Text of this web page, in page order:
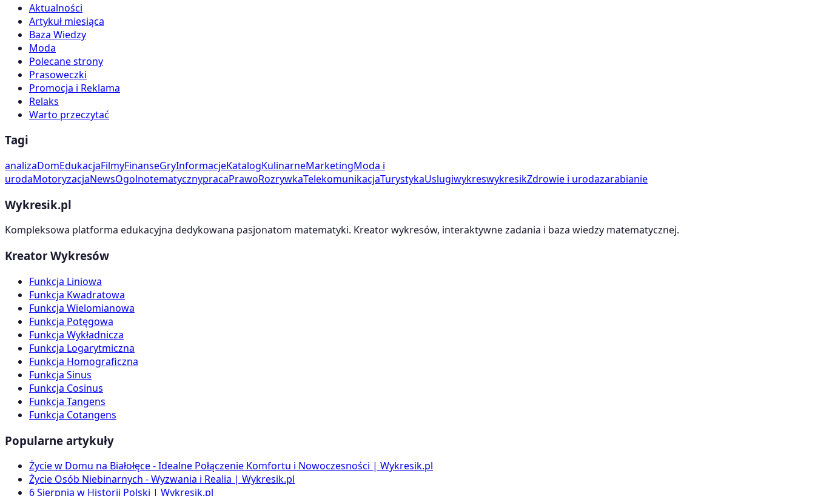
Aktualności
Artykuł miesiąca
Baza Wiedzy
Moda
Polecane strony
Prasoweczki
Promocja i Reklama
Relaks
Warto przeczytać
Tagi
analizaDomEdukacjaFilmyFinanseGryInformacjeKatalogKulinarneMarketingModa i
urodaMotoryzacjaNewsOgolnotematycznypracaPrawoRozrywkaTelekomunikacjaTurystykaUslugiwykreswykresikZdrowie i urodazarabianie
Wykresik.pl
Kompleksowa platforma edukacyjna dedykowana pasjonatom matematyki. Kreator wykresów, interaktywne zadania i baza wiedzy matematycznej.
Kreator Wykresów
Funkcja Liniowa
Funkcja Kwadratowa
Funkcja Wielomianowa
Funkcja Potęgowa
Funkcja Wykładnicza
Funkcja Logarytmiczna
Funkcja Homograficzna
Funkcja Sinus
Funkcja Cosinus
Funkcja Tangens
Funkcja Cotangens
Popularne artykuły
Życie w Domu na Białołęce - Idealne Połączenie Komfortu i Nowoczesności | Wykresik.pl
Życie Osób Niebinarnych - Wyzwania i Realia | Wykresik.pl
6 Sierpnia w Historii Polski | Wykresik.pl